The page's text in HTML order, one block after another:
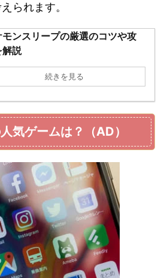
られます。
モンスリープの厳選のコツや攻
解説
続きを見る
気ゲームは？（AD）